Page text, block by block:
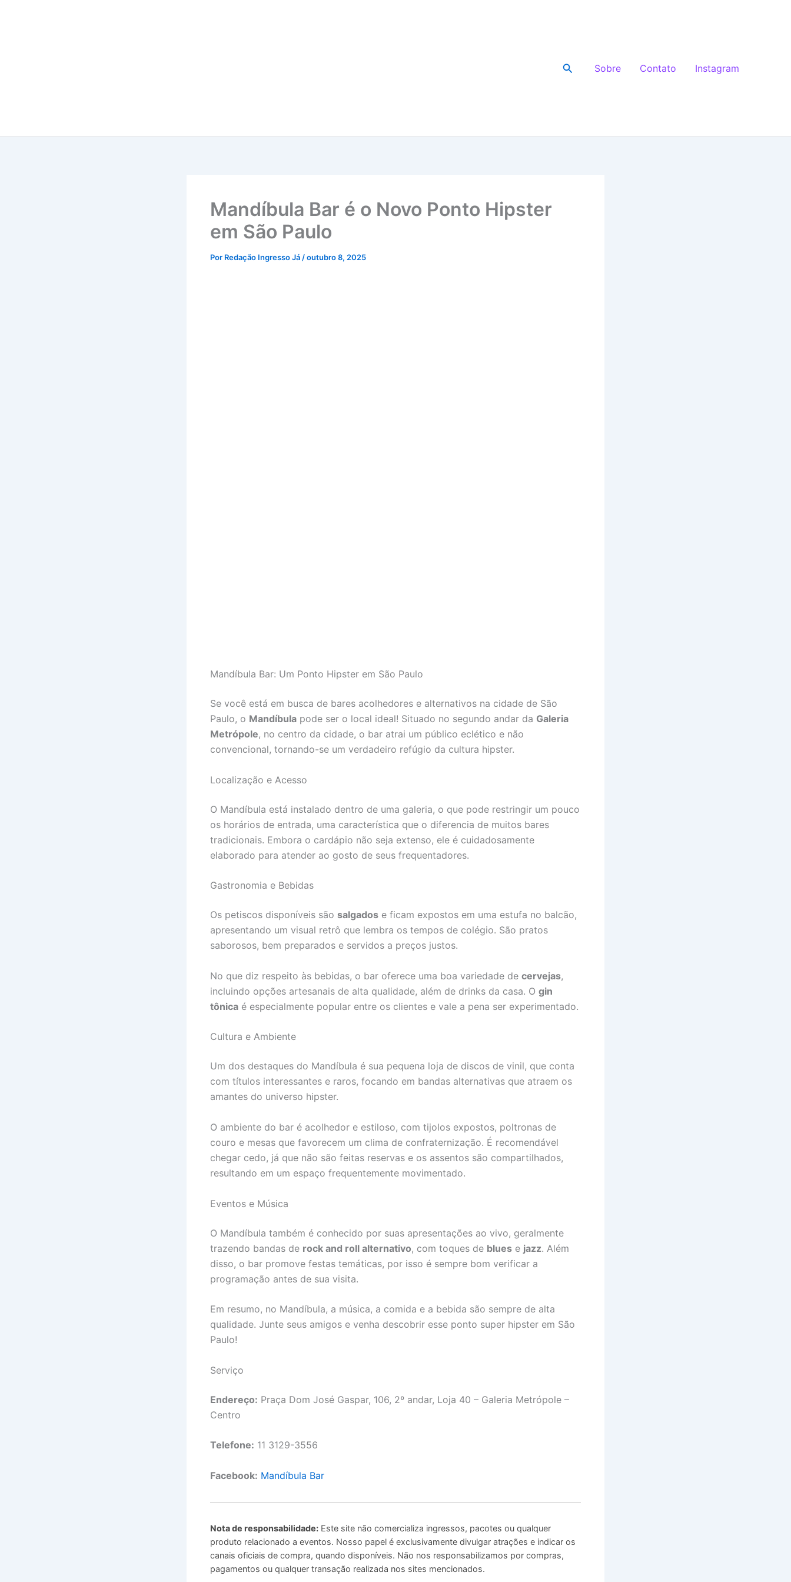
Pesquisar
Sobre Contato Instagram
Mandíbula Bar é o Novo Ponto Hipster
em São Paulo
Por Redação Ingresso Já /outubro 8, 2025
Mandíbula Bar: Um Ponto Hipster em São Paulo
Se você está em busca de bares acolhedores e alternativos na cidade de São
Paulo, o Mandíbula pode ser o local ideal! Situado no segundo andar da Galeria
Metrópole, no centro da cidade, o bar atrai um público eclético e não
convencional, tornando-se um verdadeiro refúgio da cultura hipster.
Localização e Acesso
O Mandíbula está instalado dentro de uma galeria, o que pode restringir um pouco
os horários de entrada, uma característica que o diferencia de muitos bares
tradicionais. Embora o cardápio não seja extenso, ele é cuidadosamente
elaborado para atender ao gosto de seus frequentadores.
Gastronomia e Bebidas
Os petiscos disponíveis são salgados e ficam expostos em uma estufa no balcão,
apresentando um visual retrô que lembra os tempos de colégio. São pratos
saborosos, bem preparados e servidos a preços justos.
No que diz respeito às bebidas, o bar oferece uma boa variedade de cervejas,
incluindo opções artesanais de alta qualidade, além de drinks da casa. O gin
tônica é especialmente popular entre os clientes e vale a pena ser experimentado.
Cultura e Ambiente
Um dos destaques do Mandíbula é sua pequena loja de discos de vinil, que conta
com títulos interessantes e raros, focando em bandas alternativas que atraem os
amantes do universo hipster.
O ambiente do bar é acolhedor e estiloso, com tijolos expostos, poltronas de
couro e mesas que favorecem um clima de confraternização. É recomendável
chegar cedo, já que não são feitas reservas e os assentos são compartilhados,
resultando em um espaço frequentemente movimentado.
Eventos e Música
O Mandíbula também é conhecido por suas apresentações ao vivo, geralmente
trazendo bandas de rock and roll alternativo, com toques de blues e jazz. Além
disso, o bar promove festas temáticas, por isso é sempre bom verificar a
programação antes de sua visita.
Em resumo, no Mandíbula, a música, a comida e a bebida são sempre de alta
qualidade. Junte seus amigos e venha descobrir esse ponto super hipster em São
Paulo!
Serviço
Endereço: Praça Dom José Gaspar, 106, 2º andar, Loja 40 – Galeria Metrópole –
Centro
Telefone: 11 3129-3556
Facebook: Mandíbula Bar
Nota de responsabilidade: Este site não comercializa ingressos, pacotes ou qualquer
produto relacionado a eventos. Nosso papel é exclusivamente divulgar atrações e indicar os
canais oficiais de compra, quando disponíveis. Não nos responsabilizamos por compras,
pagamentos ou qualquer transação realizada nos sites mencionados.